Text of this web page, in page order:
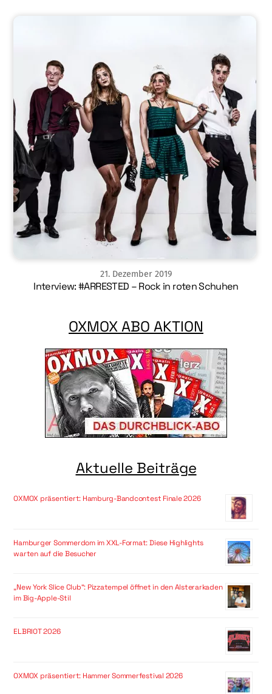
21. Dezember 2019
Interview: #ARRESTED – Rock in roten Schuhen
OXMOX ABO AKTION
Aktuelle Beiträge
OXMOX präsentiert: Hamburg-Bandcontest Finale 2026
Hamburger Sommerdom im XXL-Format: Diese Highlights
warten auf die Besucher
„New York Slice Club“: Pizzatempel öffnet in den Alsterarkaden
im Big-Apple-Stil
ELBRIOT 2026
OXMOX präsentiert: Hammer Sommerfestival 2026